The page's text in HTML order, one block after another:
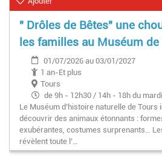
" Drôles de Bêtes" une
les familles au Muséum de
01/07/2026 au 03/01/2027
1 an-Et plus
Tours
de 9h - 12h30 / 14h - 18h du
Le Muséum d’histoire naturelle de Tours
découvrir des animaux étonnants :
exubérantes, costumes surprenants…
révèlent toute l’…